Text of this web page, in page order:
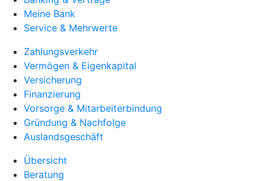
Meine Bank
Service & Mehrwerte
Zahlungsverkehr
Vermögen & Eigenkapital
Versicherung
Finanzierung
Vorsorge & Mitarbeiterbindung
Gründung & Nachfolge
Auslandsgeschäft
Übersicht
Beratung